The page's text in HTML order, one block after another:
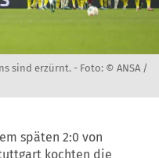
sind erzürnt. - Foto: © ANSA /
späten 2:0 von
kochten die